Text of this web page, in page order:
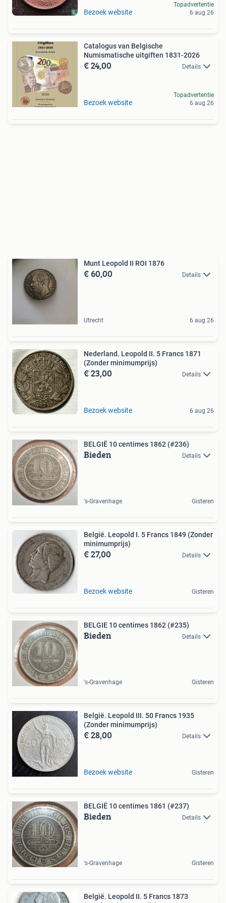
Bezoek website
Topadvertentie
6 aug 26
Catalogus van Belgische
Numismatische uitgiften 1831-2026
€ 24,00 Details
Bezoek website
Topadvertentie
6 aug 26
Munt Leopold II ROI 1876
€ 60,00 Details
Utrecht 6 aug 26
Nederland. Leopold II. 5 Francs 1871
(Zonder minimumprijs)
€ 23,00 Details
Bezoek website 6 aug 26
BELGIË 10 centimes 1862 (#236)
Bieden Details
's-Gravenhage Gisteren
België. Leopold I. 5 Francs 1849 (Zonder
minimumprijs)
€ 27,00 Details
Bezoek website Gisteren
BELGIE 10 centimes 1862 (#235)
Bieden Details
's-Gravenhage Gisteren
België. Leopold III. 50 Francs 1935
(Zonder minimumprijs)
€ 28,00 Details
Bezoek website Gisteren
BELGIË 10 centimes 1861 (#237)
Bieden Details
's-Gravenhage Gisteren
België. Leopold II. 5 Francs 1873